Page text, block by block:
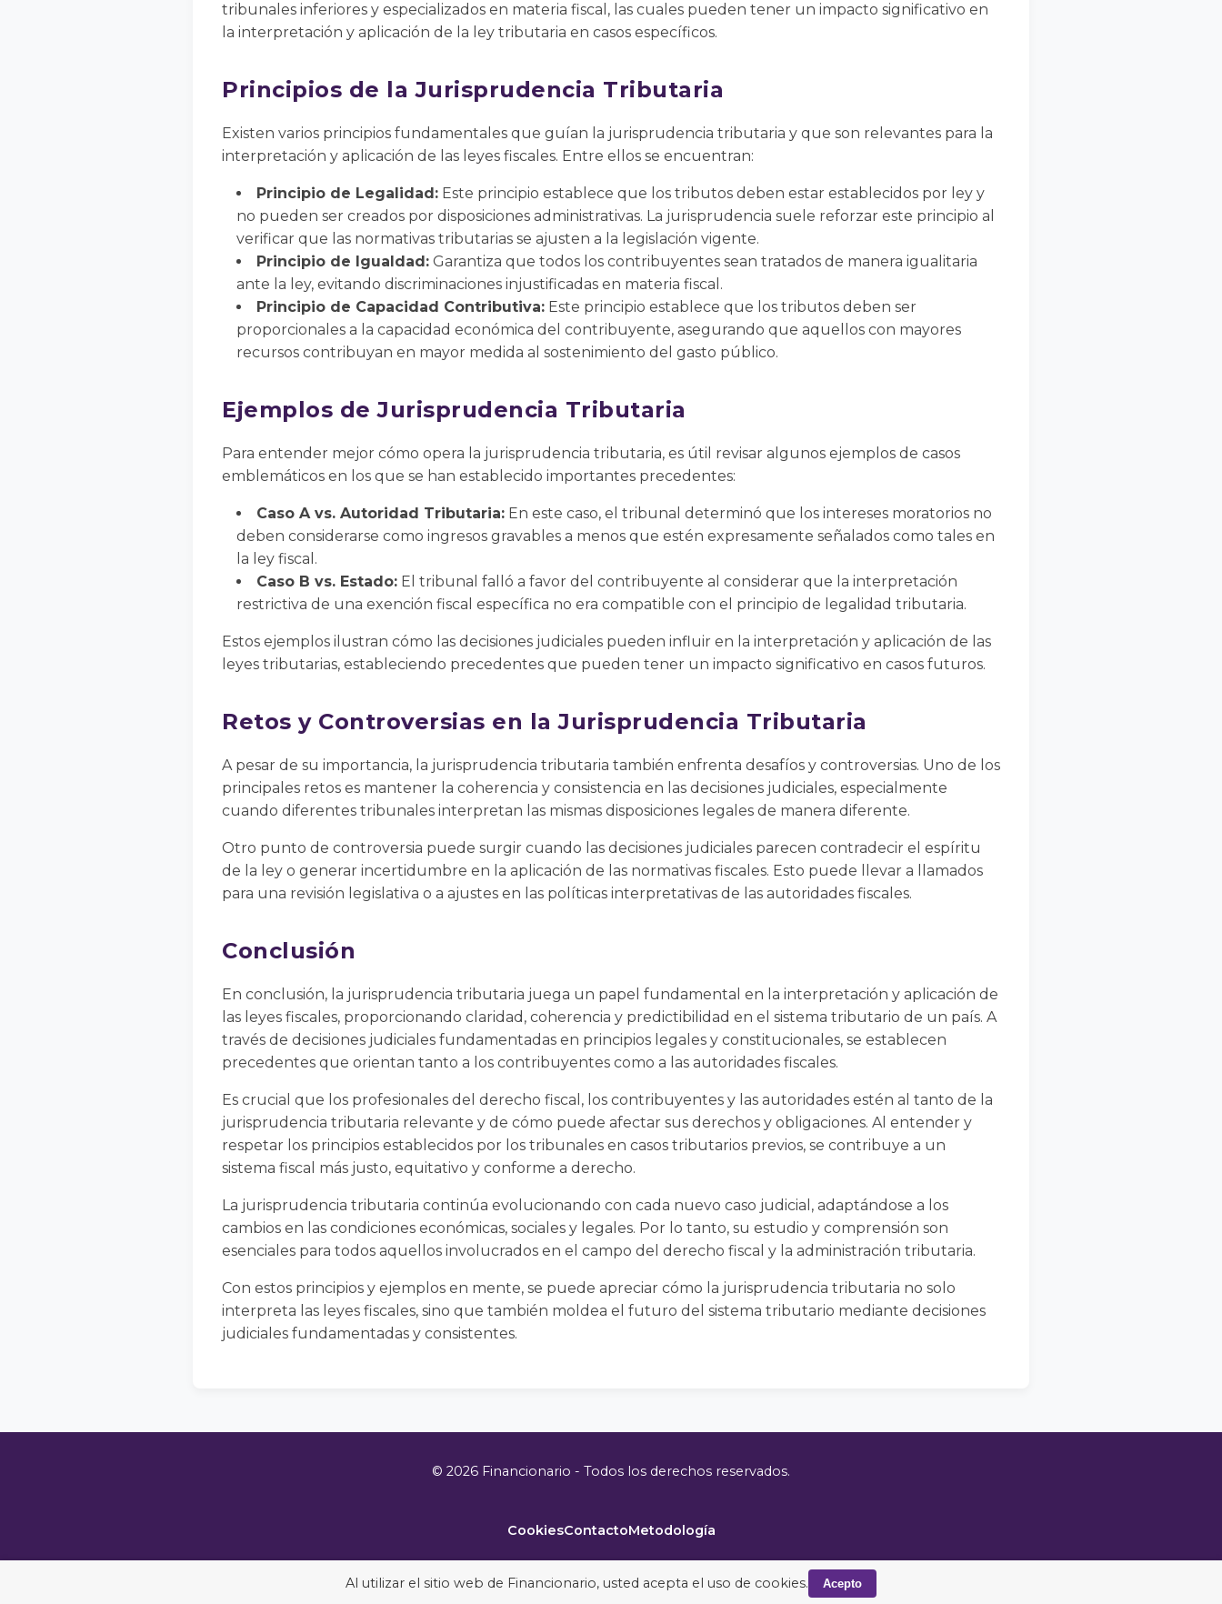
tribunales inferiores y especializados en materia fiscal, las cuales pueden tener un impacto significativo en
la interpretación y aplicación de la ley tributaria en casos específicos.
Principios de la Jurisprudencia Tributaria
Existen varios principios fundamentales que guían la jurisprudencia tributaria y que son relevantes para la
interpretación y aplicación de las leyes fiscales. Entre ellos se encuentran:
Principio de Legalidad: Este principio establece que los tributos deben estar establecidos por ley y
no pueden ser creados por disposiciones administrativas. La jurisprudencia suele reforzar este principio al
verificar que las normativas tributarias se ajusten a la legislación vigente.
Principio de Igualdad: Garantiza que todos los contribuyentes sean tratados de manera igualitaria
ante la ley, evitando discriminaciones injustificadas en materia fiscal.
Principio de Capacidad Contributiva: Este principio establece que los tributos deben ser
proporcionales a la capacidad económica del contribuyente, asegurando que aquellos con mayores
recursos contribuyan en mayor medida al sostenimiento del gasto público.
Ejemplos de Jurisprudencia Tributaria
Para entender mejor cómo opera la jurisprudencia tributaria, es útil revisar algunos ejemplos de casos
emblemáticos en los que se han establecido importantes precedentes:
Caso A vs. Autoridad Tributaria: En este caso, el tribunal determinó que los intereses moratorios no
deben considerarse como ingresos gravables a menos que estén expresamente señalados como tales en
la ley fiscal.
Caso B vs. Estado: El tribunal falló a favor del contribuyente al considerar que la interpretación
restrictiva de una exención fiscal específica no era compatible con el principio de legalidad tributaria.
Estos ejemplos ilustran cómo las decisiones judiciales pueden influir en la interpretación y aplicación de las
leyes tributarias, estableciendo precedentes que pueden tener un impacto significativo en casos futuros.
Retos y Controversias en la Jurisprudencia Tributaria
A pesar de su importancia, la jurisprudencia tributaria también enfrenta desafíos y controversias. Uno de los
principales retos es mantener la coherencia y consistencia en las decisiones judiciales, especialmente
cuando diferentes tribunales interpretan las mismas disposiciones legales de manera diferente.
Otro punto de controversia puede surgir cuando las decisiones judiciales parecen contradecir el espíritu
de la ley o generar incertidumbre en la aplicación de las normativas fiscales. Esto puede llevar a llamados
para una revisión legislativa o a ajustes en las políticas interpretativas de las autoridades fiscales.
Conclusión
En conclusión, la jurisprudencia tributaria juega un papel fundamental en la interpretación y aplicación de
las leyes fiscales, proporcionando claridad, coherencia y predictibilidad en el sistema tributario de un país. A
través de decisiones judiciales fundamentadas en principios legales y constitucionales, se establecen
precedentes que orientan tanto a los contribuyentes como a las autoridades fiscales.
Es crucial que los profesionales del derecho fiscal, los contribuyentes y las autoridades estén al tanto de la
jurisprudencia tributaria relevante y de cómo puede afectar sus derechos y obligaciones. Al entender y
respetar los principios establecidos por los tribunales en casos tributarios previos, se contribuye a un
sistema fiscal más justo, equitativo y conforme a derecho.
La jurisprudencia tributaria continúa evolucionando con cada nuevo caso judicial, adaptándose a los
cambios en las condiciones económicas, sociales y legales. Por lo tanto, su estudio y comprensión son
esenciales para todos aquellos involucrados en el campo del derecho fiscal y la administración tributaria.
Con estos principios y ejemplos en mente, se puede apreciar cómo la jurisprudencia tributaria no solo
interpreta las leyes fiscales, sino que también moldea el futuro del sistema tributario mediante decisiones
judiciales fundamentadas y consistentes.
© 2026 Financionario - Todos los derechos reservados.
CookiesContactoMetodología
Al utilizar el sitio web de Financionario, usted acepta el uso de cookies. Acepto